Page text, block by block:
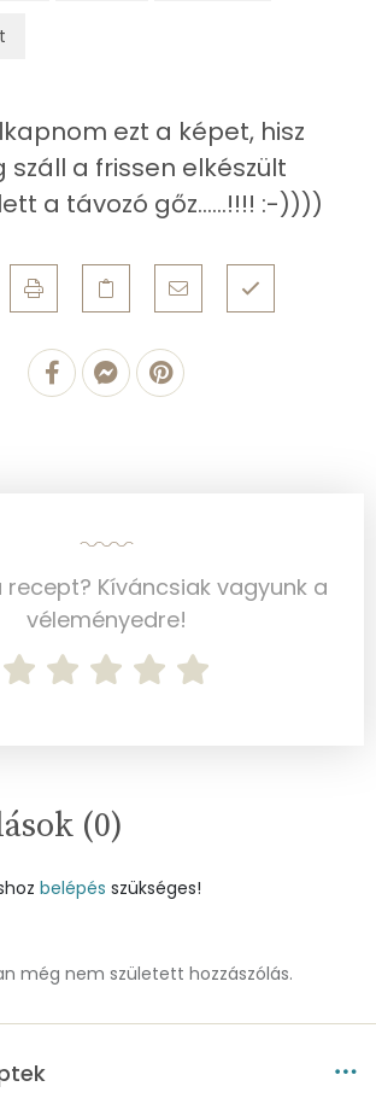
14.2 g
4 g
telítetlen zsírsav:
0 mg
ezt a képet, hisz
a frissen elkészült
a távozó gőz......!!!! :-))))
recept? Kíváncsiak vagyunk a
véleményedre!
(0)
belépés szükséges!
még nem született hozzászólás.